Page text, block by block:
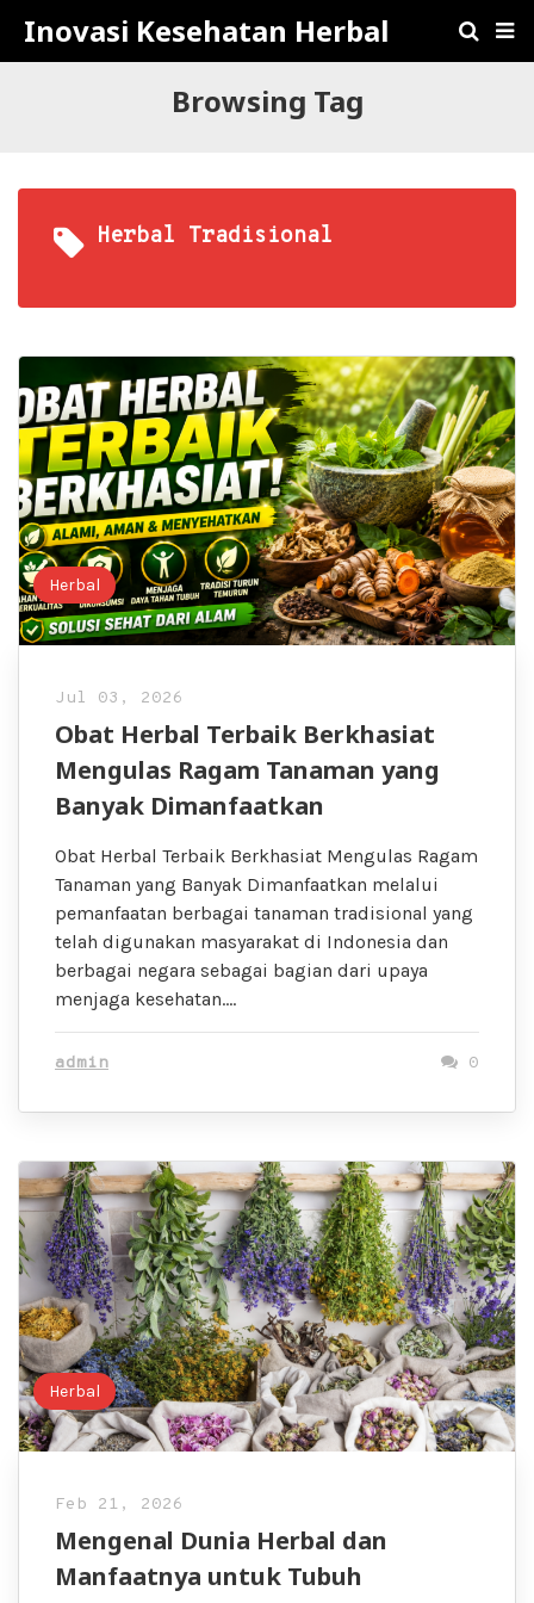
Inovasi Kesehatan Herbal
Browsing Tag
Herbal Tradisional
Herbal
Jul 03, 2026
Obat Herbal Terbaik Berkhasiat
Mengulas Ragam Tanaman yang
Banyak Dimanfaatkan
Obat Herbal Terbaik Berkhasiat Mengulas Ragam
Tanaman yang Banyak Dimanfaatkan melalui
pemanfaatan berbagai tanaman tradisional yang
telah digunakan masyarakat di Indonesia dan
berbagai negara sebagai bagian dari upaya
menjaga kesehatan….
admin 0
Herbal
Feb 21, 2026
Mengenal Dunia Herbal dan
Manfaatnya untuk Tubuh